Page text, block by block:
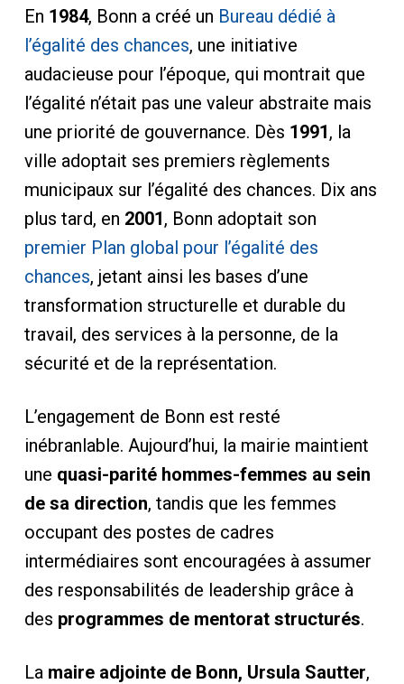
En 1984, Bonn a créé un Bureau dédié à
l’égalité des chances, une initiative
audacieuse pour l’époque, qui montrait que
l’égalité n’était pas une valeur abstraite mais
une priorité de gouvernance. Dès 1991, la
ville adoptait ses premiers règlements
municipaux sur l’égalité des chances. Dix ans
plus tard, en 2001, Bonn adoptait son
premier Plan global pour l’égalité des
chances, jetant ainsi les bases d’une
transformation structurelle et durable du
travail, des services à la personne, de la
sécurité et de la représentation.
L’engagement de Bonn est resté
inébranlable. Aujourd’hui, la mairie maintient
une quasi-parité hommes-femmes au sein
de sa direction, tandis que les femmes
occupant des postes de cadres
intermédiaires sont encouragées à assumer
des responsabilités de leadership grâce à
des programmes de mentorat structurés.
La maire adjointe de Bonn, Ursula Sautter,